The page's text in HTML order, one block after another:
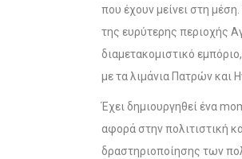
που έχουν μείνει στη
της ευρύτερης περιοχής
διαμετακομιστικό
με τα λιμάνια Πατρών και
Έχει δημιουργηθεί ένα
αφορά στην πολιτιστική
δραστηριοποίησης των